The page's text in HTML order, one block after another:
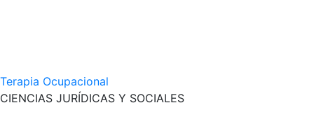
Terapia Ocupacional
CIENCIAS JURÍDICAS Y SOCIALES